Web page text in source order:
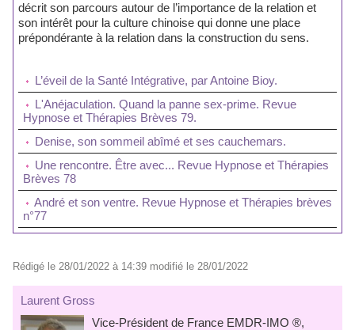
décrit son parcours autour de l’importance de la relation et
son intérêt pour la culture chinoise qui donne une place
prépondérante à la relation dans la construction du sens.
L’éveil de la Santé Intégrative, par Antoine Bioy.
L'Anéjaculation. Quand la panne sex-prime. Revue
Hypnose et Thérapies Brèves 79.
Denise, son sommeil abîmé et ses cauchemars.
Une rencontre. Être avec... Revue Hypnose et Thérapies
Brèves 78
André et son ventre. Revue Hypnose et Thérapies brèves
n°77
Rédigé le 28/01/2022 à 14:39 modifié le 28/01/2022
Laurent Gross
Vice-Président de France EMDR-IMO ®,